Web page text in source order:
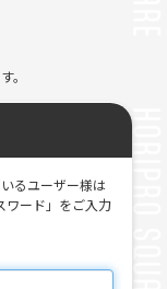
。
るユーザー様は
ワード」をご入力